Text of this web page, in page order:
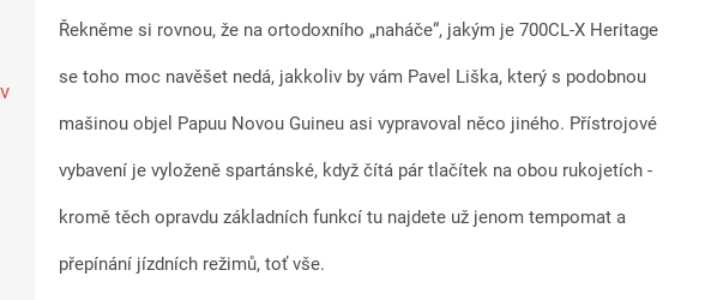
Řekněme si rovnou, že na ortodoxního „naháče“, jakým je 700CL-X Heritage
se toho moc navěšet nedá, jakkoliv by vám Pavel Liška, který s podobnou
mašinou objel Papuu Novou Guineu asi vypravoval něco jiného. Přístrojové
vybavení je vyloženě spartánské, když čítá pár tlačítek na obou rukojetích -
kromě těch opravdu základních funkcí tu najdete už jenom tempomat a
přepínání jízdních režimů, toť vše.